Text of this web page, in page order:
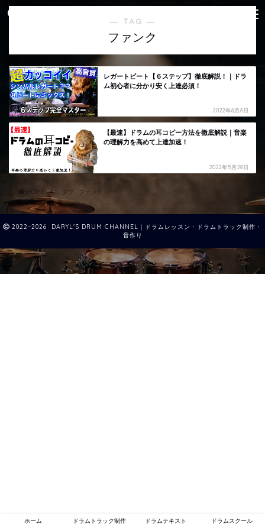
― TAG ―
ファンク
レガートビート【６ステップ】徹底解説！｜ドラ
ム初心者に分かり安く上達必須！
2022年6月6日
【最速】ドラムの耳コピー方法を徹底解説｜音楽
の理解力を高めて上達加速！
2022年5月28日
HOME タグ : ファンク
2022–2026 DARYL'S DRUM CHANNEL｜ドラムレッスン・ドラムトラック制作・
音作り
ホーム ドラムトラック制作 ドラムテキスト ドラムスクール